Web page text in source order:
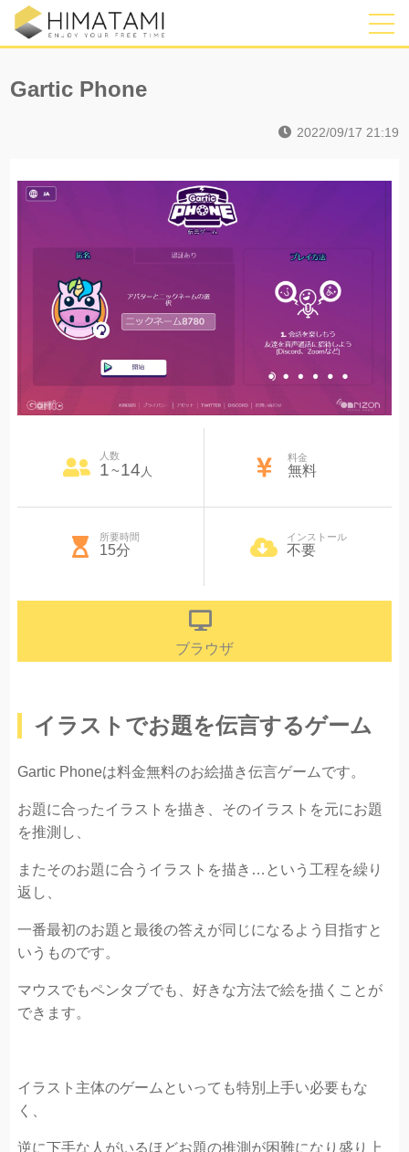
Gartic Phone
2022/09/17 21:19
人数
1~14 人
料金
無料
所要時間
15分
インストール
不要
ブラウザ
イラストでお題を伝言するゲーム
Gartic Phoneは料金無料のお絵描き伝言ゲームです。
お題に合ったイラストを描き、そのイラストを元にお題
を推測し、
またそのお題に合うイラストを描き…という工程を繰り
返し、
一番最初のお題と最後の答えが同じになるよう目指すと
いうものです。
マウスでもペンタブでも、好きな方法で絵を描くことが
できます。
イラスト主体のゲームといっても特別上手い必要もな
く、
逆に下手な人がいるほどお題の推測が困難になり盛り上